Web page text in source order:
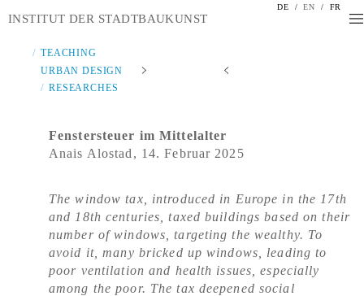
DE / EN / FR
INSTITUT DER STADTBAUKUNST
TEACHING
URBAN DESIGN
RESEARCHES
Fenstersteuer im Mittelalter
Anais Alostad, 14. Februar 2025
The window tax, introduced in Europe in the 17th
and 18th centuries, taxed buildings based on their
number of windows, targeting the wealthy. To
avoid it, many bricked up windows, leading to
poor ventilation and health issues, especially
among the poor. The tax deepened social